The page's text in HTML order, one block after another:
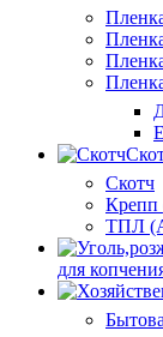
Скотч
ТПЛ
для